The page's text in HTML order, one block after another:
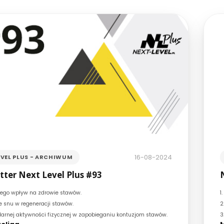
PLUS - ARCHIWUM 16-08-2024
Next Level Plus #93
wpływ na zdrowie stawów.
snu w regeneracji stawów.
aktywności fizycznej w zapobieganiu kontuzjom stawów.